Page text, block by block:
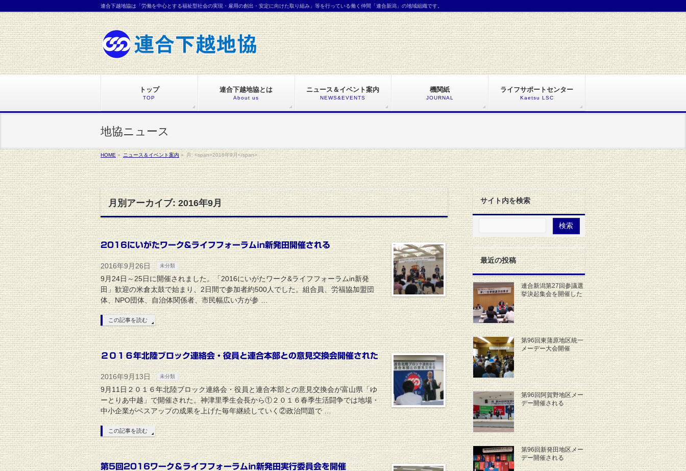
連合下越地協は「労働を中心とする福祉型社会の実現・雇用の創出・安定に向けた取り組み」等を行っている働く仲間「連合新潟」の地域組織です。
トップ
TOP
連合下越地協とは
About us
ニュース＆イベント案内
NEWS&EVENTS
機関紙
JOURNAL
ライフサポートセンター
Kaetsu LSC
地協ニュース
HOME» ニュース＆イベント案内» 月: <span>2016年9月</span>
月別アーカイブ: 2016年9月
2016にいがたワーク&ライフフォーラムin新発田開催される
2016年9月26日 未分類
9月24日～25日に開催されました。「2016にいがたワーク&ライフフォーラムin新発
田」歓迎の米倉太鼓で始まり、2日間で参加者約500人でした。組合員、労福協加盟団
体、NPO団体、自治体関係者、市民幅広い方が参 …
この記事を読む
２０１６年北陸ブロック連絡会・役員と連合本部との意見交換会開催された
2016年9月13日 未分類
9月11日２０１６年北陸ブロック連絡会・役員と連合本部との意見交換会が富山県「ゆ
ーとりあ中越」で開催された。神津里季生会長から①２０１６春季生活闘争では地場・
中小企業がベスアップの成果を上げた毎年継続していく②政治問題で …
この記事を読む
第5回2016ワーク＆ライフフォーラム㏌新発田実行委員会を開催
サイト内を検索
最近の投稿
連合新潟第27回参議選
挙決起集会を開催した
第96回東蒲原地区統一
メーデー大会開催
第96回阿賀野地区メー
デー開催される
第96回新発田地区メー
デー開催される